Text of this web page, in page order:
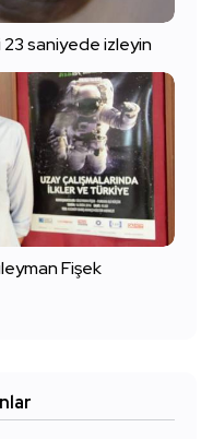
saniyede izleyin
Fişek